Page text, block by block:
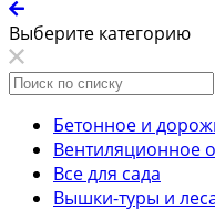
Выберите категорию
Бетонное и
Вентиляционное
Все для сада
Вышки-туры и